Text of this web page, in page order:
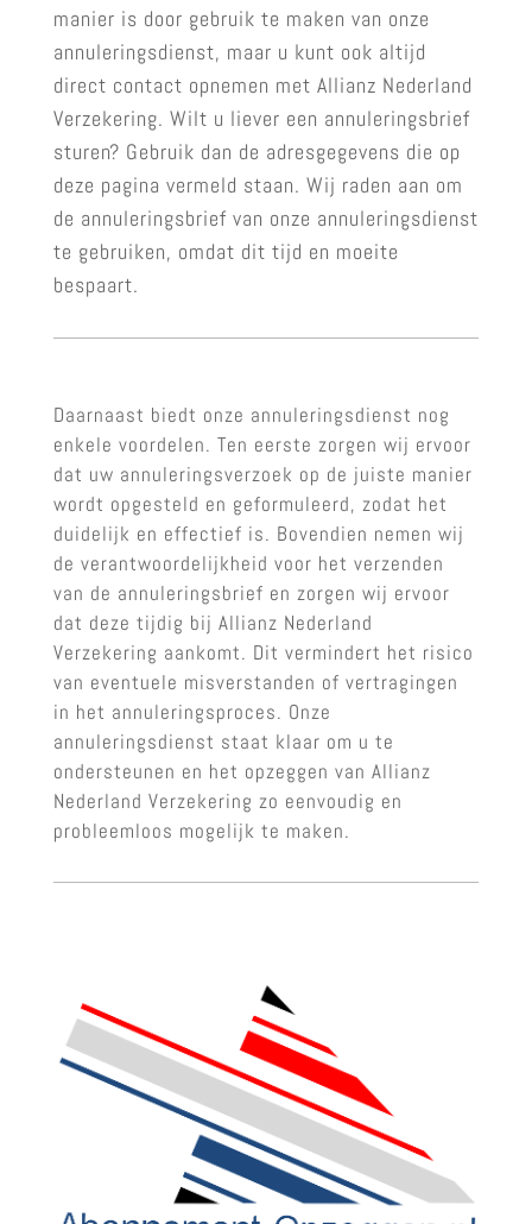
manier is door gebruik te maken van onze
annuleringsdienst, maar u kunt ook altijd
direct contact opnemen met Allianz Nederland
Verzekering. Wilt u liever een annuleringsbrief
sturen? Gebruik dan de adresgegevens die op
deze pagina vermeld staan. Wij raden aan om
de annuleringsbrief van onze annuleringsdienst
te gebruiken, omdat dit tijd en moeite
bespaart.
Daarnaast biedt onze annuleringsdienst nog
enkele voordelen. Ten eerste zorgen wij ervoor
dat uw annuleringsverzoek op de juiste manier
wordt opgesteld en geformuleerd, zodat het
duidelijk en effectief is. Bovendien nemen wij
de verantwoordelijkheid voor het verzenden
van de annuleringsbrief en zorgen wij ervoor
dat deze tijdig bij Allianz Nederland
Verzekering aankomt. Dit vermindert het risico
van eventuele misverstanden of vertragingen
in het annuleringsproces. Onze
annuleringsdienst staat klaar om u te
ondersteunen en het opzeggen van Allianz
Nederland Verzekering zo eenvoudig en
probleemloos mogelijk te maken.